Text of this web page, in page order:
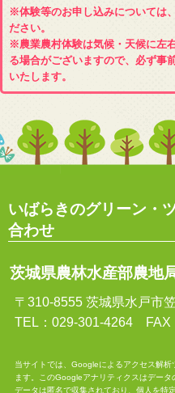
※体験等のお申し込みについては
ださい。
※農業農村体験は気候・天候に左
る場合がございますので、必ず事
いたします。
いばらきのグリーン・
合わせ
茨城県農林水産部農地
〒310-8555 茨城県水戸市
TEL：029-301-4264 FAX
当サイトでは、Googleによるアクセス解
ます。このGoogleアナリティクスはデー
データは匿名で収集されており、個人を特